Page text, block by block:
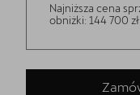
Najniższa cena
obniżki: 144 700 zł